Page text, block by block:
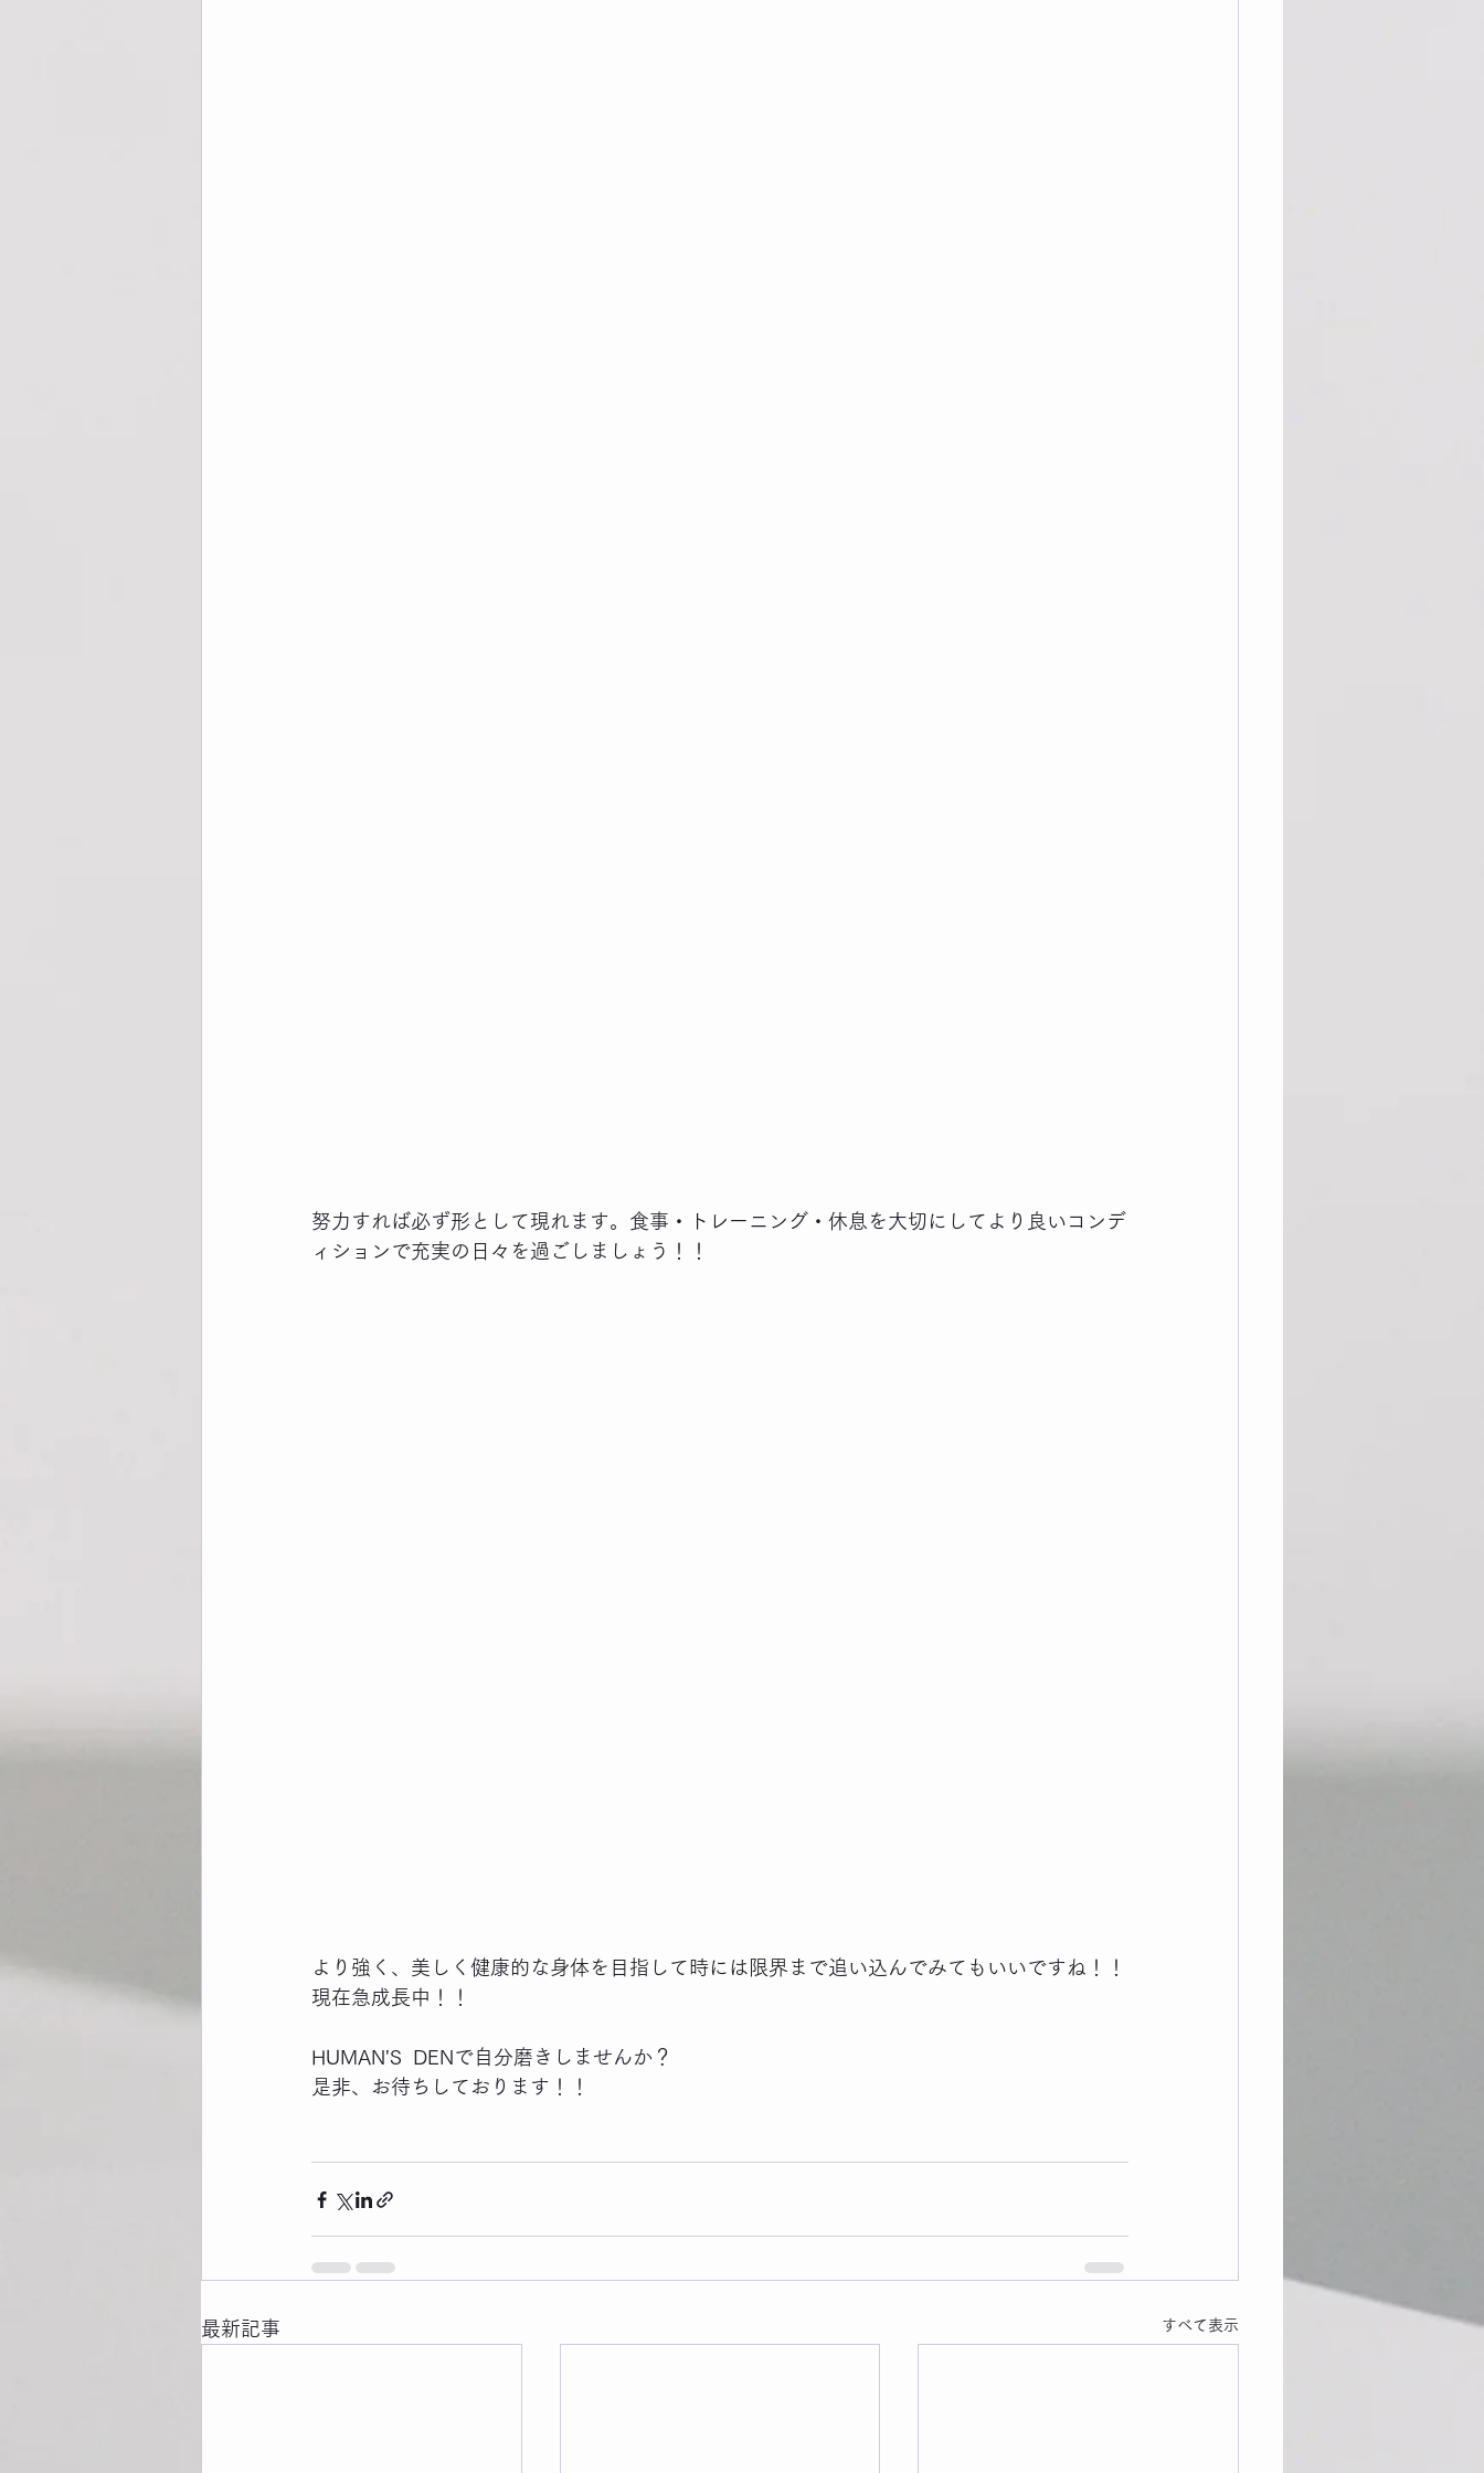
努力すれば必ず形として現れます。食事・トレーニング・休息を大切にしてより良いコンデ
ィションで充実の日々を過ごしましょう！！
より強く、美しく健康的な身体を目指して時には限界まで追い込んでみてもいいですね！！
現在急成長中！！
HUMAN'S  DENで自分磨きしませんか？
是非、お待ちしております！！
最新記事 すべて表示